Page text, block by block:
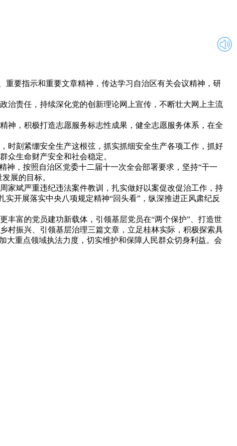
要指示和重要文章精神，传达学习自治区有关会议精神，研
责任，持续深化党的创新理论网上宣传，不断壮大网上主流
，积极打造志愿服务标志性成果，健全志愿服务体系，在全
刻紧绷安全生产这根弦，抓实抓细安全生产各项工作，抓好
众生命财产安全和社会稳定。
，按照自治区党委十二届十一次全会部署要求，坚持“干一
展的目标。
斌严重违纪违法案件教训，扎实做好以案促改促治工作，持
开展落实中央八项规定精神“回头看”，纵深推进正风肃纪反
富的党员建功新载体，引领基层党员在“两个保护”、打造世
村振兴、引领基层治理三篇文章，立足桂林实际，积极探索具
大重点领域执法力度，切实维护和保障人民群众切身利益。会